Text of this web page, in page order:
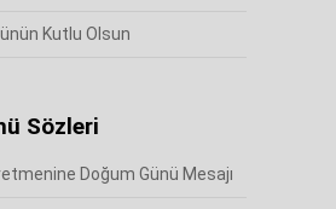
Kutlu Olsun
Sözleri
Doğum Günü Mesajı